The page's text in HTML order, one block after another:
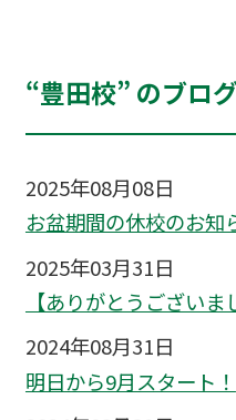
“豊田校” のブロ
2025年08月08日
お盆期間の休校のお知
2025年03月31日
【ありがとうござい
2024年08月31日
明日から9月スタート！